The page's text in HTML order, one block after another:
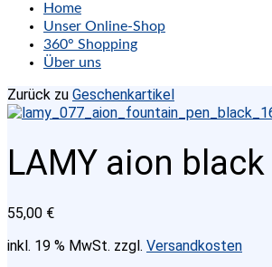
Home
Unser Online-Shop
360° Shopping
Über uns
Zurück zu Geschenkartikel
LAMY aion black
55,00 €
inkl. 19 % MwSt. zzgl. Versandkosten